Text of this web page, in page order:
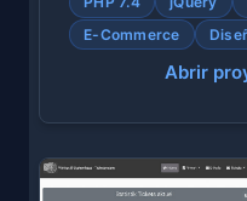
E-Commerce
Abrir